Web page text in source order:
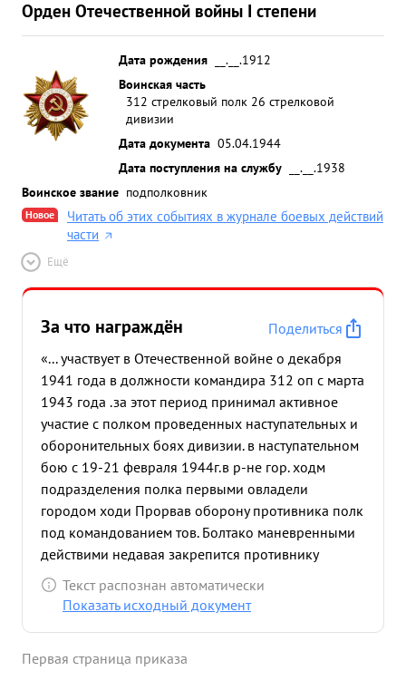
Орден Отечественной войны I степени
Дата рождения
__.__.1912
Воинская часть
312 стрелковый полк 26 стрелковой
дивизии
Дата документа 05.04.1944
Дата поступления на службу
__.__.1938
Воинское звание подполковник
Новое
Читать об этих событиях в журнале боевых действий
части
Ещё
За что награждён
Поделиться
«... участвует в Отечественной войне о декабря
1941 года в должности командира 312 оп с марта
1943 года .за этот период принимал активное
участие с полком проведенных наступательных и
оборонительных боях дивизии. в наступательном
бою с 19-21 февраля 1944г.в р-не гор. ходм
подразделения полка первыми овладели
городом ходи Прорвав оборону противника полк
под командованием тов. Болтако маневренными
действими недавая закрепится противнику
прошел с боями более ста километров освободив
при этом свыше ста населенных пунктов. Полком
подразделениями 349 оп при наступлении на
Текст распознан автоматически
Показать исходный документ
Первая страница приказа